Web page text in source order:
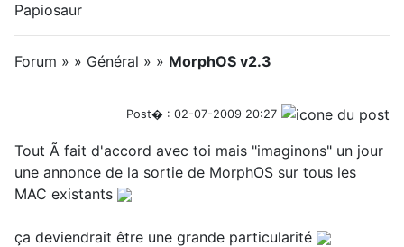
Papiosaur
Forum » » Général » » MorphOS v2.3
Post� : 02-07-2009 20:27
Tout Ã fait d'accord avec toi mais "imaginons" un jour
une annonce de la sortie de MorphOS sur tous les
MAC existants
ça deviendrait être une grande particularité